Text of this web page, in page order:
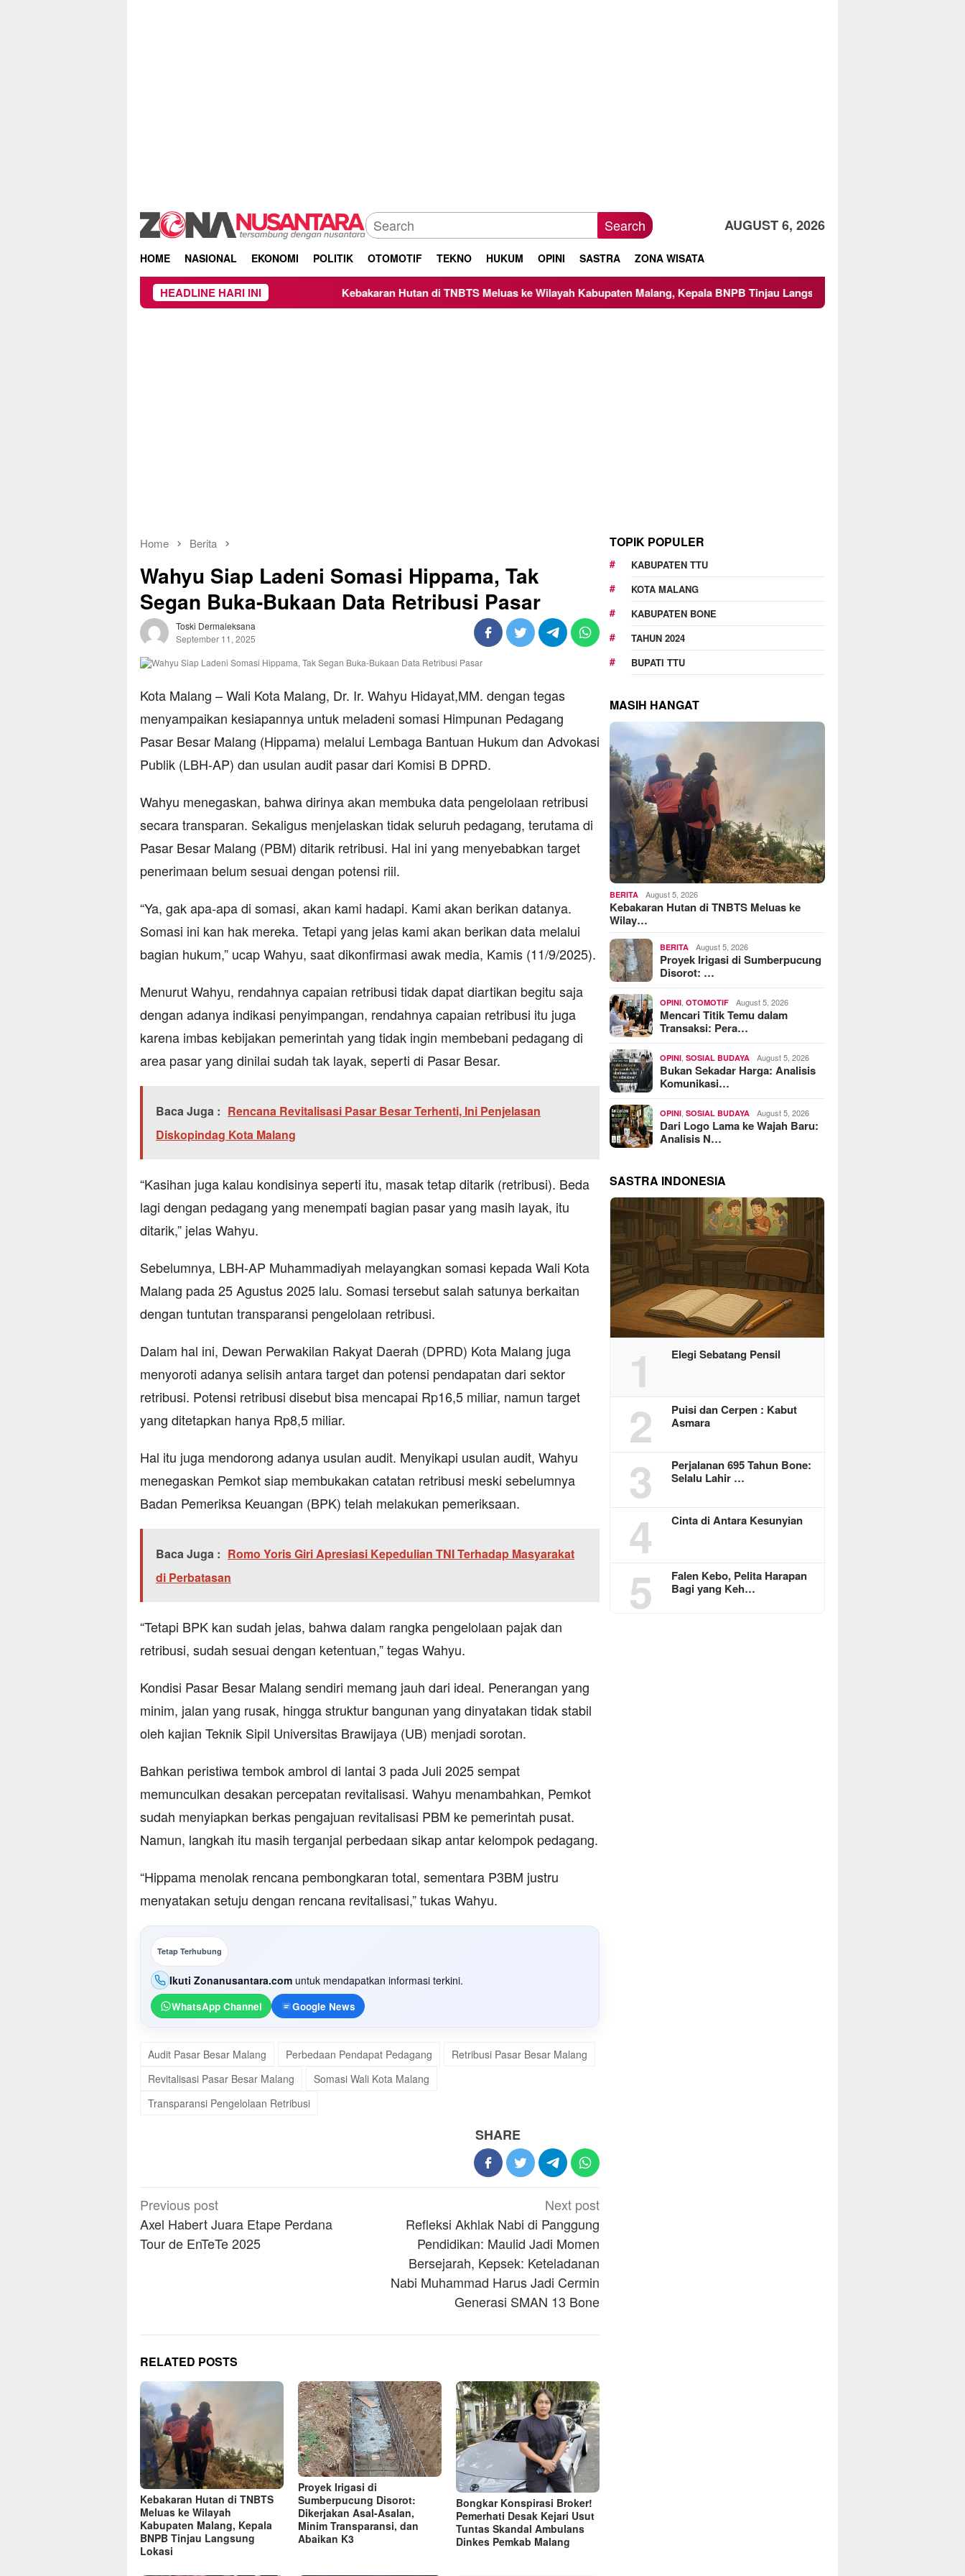
Search AUGUST 6, 2026
HOME NASIONAL EKONOMI POLITIK OTOMOTIF TEKNO HUKUM OPINI SASTRA ZONA WISATA
HEADLINE HARI INIKebakaran Hutan di TNBTS Meluas ke Wilayah Kabupaten Malang, Kepala BNPB Tinjau Langsung Lokasi
Home Berita
Wahyu Siap Ladeni Somasi Hippama, Tak
Segan Buka-Bukaan Data Retribusi Pasar
Toski Dermaleksana
September 11, 2025
Kota Malang – Wali Kota Malang, Dr. Ir. Wahyu Hidayat,MM. dengan tegas
menyampaikan kesiapannya untuk meladeni somasi Himpunan Pedagang
Pasar Besar Malang (Hippama) melalui Lembaga Bantuan Hukum dan Advokasi
Publik (LBH-AP) dan usulan audit pasar dari Komisi B DPRD.
Wahyu menegaskan, bahwa dirinya akan membuka data pengelolaan retribusi
secara transparan. Sekaligus menjelaskan tidak seluruh pedagang, terutama di
Pasar Besar Malang (PBM) ditarik retribusi. Hal ini yang menyebabkan target
penerimaan belum sesuai dengan potensi riil.
“Ya, gak apa-apa di somasi, akan kami hadapi. Kami akan berikan datanya.
Somasi ini kan hak mereka. Tetapi yang jelas kami akan berikan data melalui
bagian hukum,” ucap Wahyu, saat dikonfirmasi awak media, Kamis (11/9/2025).
Menurut Wahyu, rendahnya capaian retribusi tidak dapat diartikan begitu saja
dengan adanya indikasi penyimpangan, rendahnya capaian retribusi itu juga
karena imbas kebijakan pemerintah yang tidak ingin membebani pedagang di
area pasar yang dinilai sudah tak layak, seperti di Pasar Besar.
Baca Juga : Rencana Revitalisasi Pasar Besar Terhenti, Ini Penjelasan
Diskopindag Kota Malang
“Kasihan juga kalau kondisinya seperti itu, masak tetap ditarik (retribusi). Beda
lagi dengan pedagang yang menempati bagian pasar yang masih layak, itu
ditarik,” jelas Wahyu.
Sebelumnya, LBH-AP Muhammadiyah melayangkan somasi kepada Wali Kota
Malang pada 25 Agustus 2025 lalu. Somasi tersebut salah satunya berkaitan
dengan tuntutan transparansi pengelolaan retribusi.
Dalam hal ini, Dewan Perwakilan Rakyat Daerah (DPRD) Kota Malang juga
menyoroti adanya selisih antara target dan potensi pendapatan dari sektor
retribusi. Potensi retribusi disebut bisa mencapai Rp16,5 miliar, namun target
yang ditetapkan hanya Rp8,5 miliar.
Hal itu juga mendorong adanya usulan audit. Menyikapi usulan audit, Wahyu
menegaskan Pemkot siap membukakan catatan retribusi meski sebelumnya
Badan Pemeriksa Keuangan (BPK) telah melakukan pemeriksaan.
Baca Juga : Romo Yoris Giri Apresiasi Kepedulian TNI Terhadap Masyarakat
di Perbatasan
“Tetapi BPK kan sudah jelas, bahwa dalam rangka pengelolaan pajak dan
retribusi, sudah sesuai dengan ketentuan,” tegas Wahyu.
Kondisi Pasar Besar Malang sendiri memang jauh dari ideal. Penerangan yang
minim, jalan yang rusak, hingga struktur bangunan yang dinyatakan tidak stabil
oleh kajian Teknik Sipil Universitas Brawijaya (UB) menjadi sorotan.
Bahkan peristiwa tembok ambrol di lantai 3 pada Juli 2025 sempat
memunculkan desakan percepatan revitalisasi. Wahyu menambahkan, Pemkot
sudah menyiapkan berkas pengajuan revitalisasi PBM ke pemerintah pusat.
Namun, langkah itu masih terganjal perbedaan sikap antar kelompok pedagang.
“Hippama menolak rencana pembongkaran total, sementara P3BM justru
menyatakan setuju dengan rencana revitalisasi,” tukas Wahyu.
Tetap Terhubung
Ikuti Zonanusantara.com untuk mendapatkan informasi terkini.
WhatsApp Channel Google News
Audit Pasar Besar Malang Perbedaan Pendapat Pedagang
Retribusi Pasar Besar Malang
Revitalisasi Pasar Besar Malang
Somasi Wali Kota Malang
Transparansi Pengelolaan Retribusi
SHARE
Post
navigation
Previous post
Axel Habert Juara Etape Perdana
Tour de EnTeTe 2025
Next post
Refleksi Akhlak Nabi di Panggung
Pendidikan: Maulid Jadi Momen
Bersejarah, Kepsek: Keteladanan
Nabi Muhammad Harus Jadi Cermin
Generasi SMAN 13 Bone
RELATED POSTS
Kebakaran Hutan di TNBTS
Meluas ke Wilayah
Kabupaten Malang, Kepala
BNPB Tinjau Langsung
Lokasi
Proyek Irigasi di
Sumberpucung Disorot:
Dikerjakan Asal-Asalan,
Minim Transparansi, dan
Abaikan K3
Bongkar Konspirasi Broker!
Pemerhati Desak Kejari Usut
Tuntas Skandal Ambulans
Dinkes Pemkab Malang
TOPIK POPULER
KABUPATEN TTU
KOTA MALANG
KABUPATEN BONE
TAHUN 2024
BUPATI TTU
MASIH HANGAT
BERITA August 5, 2026
Kebakaran Hutan di TNBTS Meluas ke
Wilay…
BERITA August 5, 2026
Proyek Irigasi di Sumberpucung
Disorot: …
OPINI ,OTOMOTIF August 5, 2026
Mencari Titik Temu dalam
Transaksi: Pera…
OPINI ,SOSIAL BUDAYA August 5, 2026
Bukan Sekadar Harga: Analisis
Komunikasi…
OPINI ,SOSIAL BUDAYA August 5, 2026
Dari Logo Lama ke Wajah Baru:
Analisis N…
SASTRA INDONESIA
1 Elegi Sebatang Pensil
2
Puisi dan Cerpen : Kabut
Asmara
3
Perjalanan 695 Tahun Bone:
Selalu Lahir …
4 Cinta di Antara Kesunyian
5
Falen Kebo, Pelita Harapan
Bagi yang Keh…